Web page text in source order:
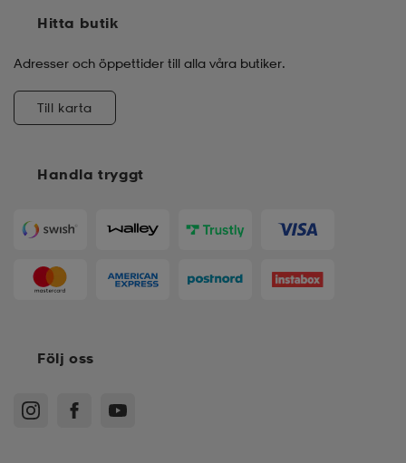
Handla tryggt
Hitta butik
Adresser och öppettider till alla våra butiker.
Till karta
Följ oss